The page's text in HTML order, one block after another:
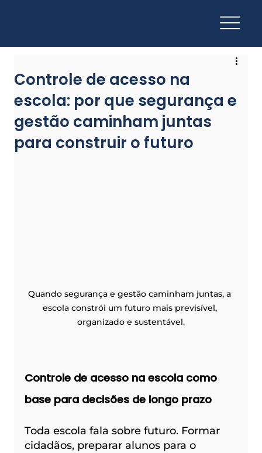
Controle de acesso na
escola: por que segurança e
gestão caminham juntas
para construir o futuro
Quando segurança e gestão caminham juntas, a
escola constrói um futuro mais previsível,
organizado e sustentável.
Controle de acesso na escola como
base para decisões de longo prazo
Toda escola fala sobre futuro. Formar
cidadãos, preparar alunos para o